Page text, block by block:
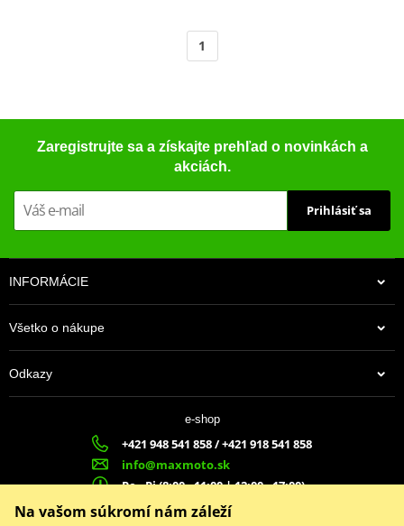
1
Zaregistrujte sa a získajte prehľad o novinkách a
akciách.
Prihlásiť sa
INFORMÁCIE
Všetko o nákupe
Odkazy
e-shop
+421 948 541 858 / +421 918 541 858
info@maxmoto.sk
Po - Pi (8:00 - 11:00 | 12:00 - 17:00)
MAX
MOTO s.r.o.
Slovenských dobrovoľníkov 1439
Na vašom súkromí nám záleží